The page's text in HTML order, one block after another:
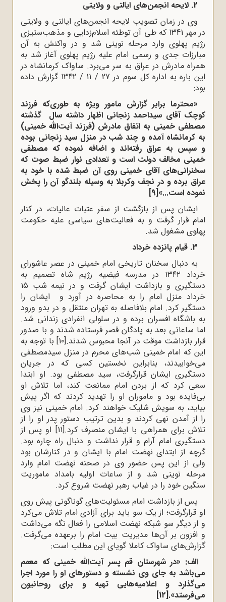
2. لایحه انجمن‌های ایالتی و ولایتی
وی در زمان تصویب لایحه انجمن‌های ایالتی و ولایتی
در مهر 1341 که طی آن توطئه اسلام‌زدایی و مذهب‌ستیزی
رژیم پهلوی وارد مرحله نوینی شد و در واکنش به آن
مبارزات جدی و رسمی امام علیه رژیم پهلوی آغاز شد به
همراه مادرش در عراق به سر می‌برد. ساواک کرمانشاه در
این باره به اداره کل سوم در 27 / 11 / 1342 گزارش داده
بود:
«محترما برابر گزارش مامور ویژه به طوری‌که فرزند
کوچک آقای سیداحمد زنجانی اظهار داشته سال گذشته
مصطفی خمینی به اتفاق مادرش (فرزند آیت‌الله خمینی)
به کرمانشاه آمده و چند شب در منزل سید زنجانی بوده
و سپس به عراق رفته‌اند و اضافه نموده که مصطفی
خمینی مخالف دولت است و تعدادی نوار ضبط صوت که
سخنرانی‌های آقای خمینی روی آن ضبط شده با خود به
عراق برده و در نجف وکربلا به وسیله بلندگو آن را پخش
نموده است...»[9]
ایشان پس از بازگشت از سفر عتبات عالیات، در کنار
امام قرار گرفت و به فعالیت‌های سیاسی علیه حکومت
پهلوی مشغول شد.
3. قیام پانزده خرداد
به دنبال سخنان تاریخی امام خمینی در عصر عاشورای
خرداد ۱۳۴۲ در مدرسه فیضیه رژیم شاه تصمیم به
دستگیری و بازداشت ایشان گرفت و در نیمه شب ۱۵
خرداد منزل امام را به محاصره در آورد و ایشان را
دستگیر کرد. امام بلافاصله به تهران منتقل و در بدو ورود
به باشگاه افسران برده و در سلولی انفرادی زندانی شد.
اما ساعاتی بعد به پادگان قصر فرستاده شدند و با صدور
قرار بازداشت موقت در آنجا محبوس شدند.[10]با توجه به
این که امام خمینی شب‌های محرم در منزل سیدمصطفی
می‌خوابیدند، بنابراین نخستین کسی که در جریان
دستگیری ایشان قرارگرفت، سید مصطفی بود. او ابتدا
سعی کرد که از بردن امام ممانعت کند، اما تلاش او
بی‌فایده بود و ماموران او را تهدید کردند که اگر پیش
بیاید، به سویش شلیک خواهند کرد. امام خمینی نیز وی
را از آمدن نهی کردند و بدین ترتیب دستور پدر او را از
تلاش برای همراهی با ایشان منصرف کرد.[11] او پس از
دستگیری امام آرام و قرار نداشت و دنبال راه چاره بود.
گرچه از ابتدای نهضت امام با ایشان و در کنارشان بود
ولی از این پس حضور وی در صحنه نهضت امام وارد
مرحله نوینی شد و از ساعات اولیه بامداد ماموریت
سنگین خود را در غیاب رهبر نهضت شروع کرد.
پس از بازداشت امام مسئولیت‌های گوناگونی پیش روی
او قرارگرفت؛ از یک سو باید برای آزادی امام تلاش می‌کرد
و از دیگر سو شبکه نهضت اسلامی را فعال نگه می‌داشت
و افزون بر آن‌ها مدیریت بیت امام را برعهده می‌گرفت.
گزارش‌های ساواک کاملا گویای این مطلب است:
الف: «در شهرستان قم پسر آیت‌الله خمینی که معمم
می‌باشد به جای وی نشسته و دستورهای او را مورد اجرا
می‌گذارد و اعلامیه‌هایی تهیه و برای روحانیون
می‌فرستد».[12]